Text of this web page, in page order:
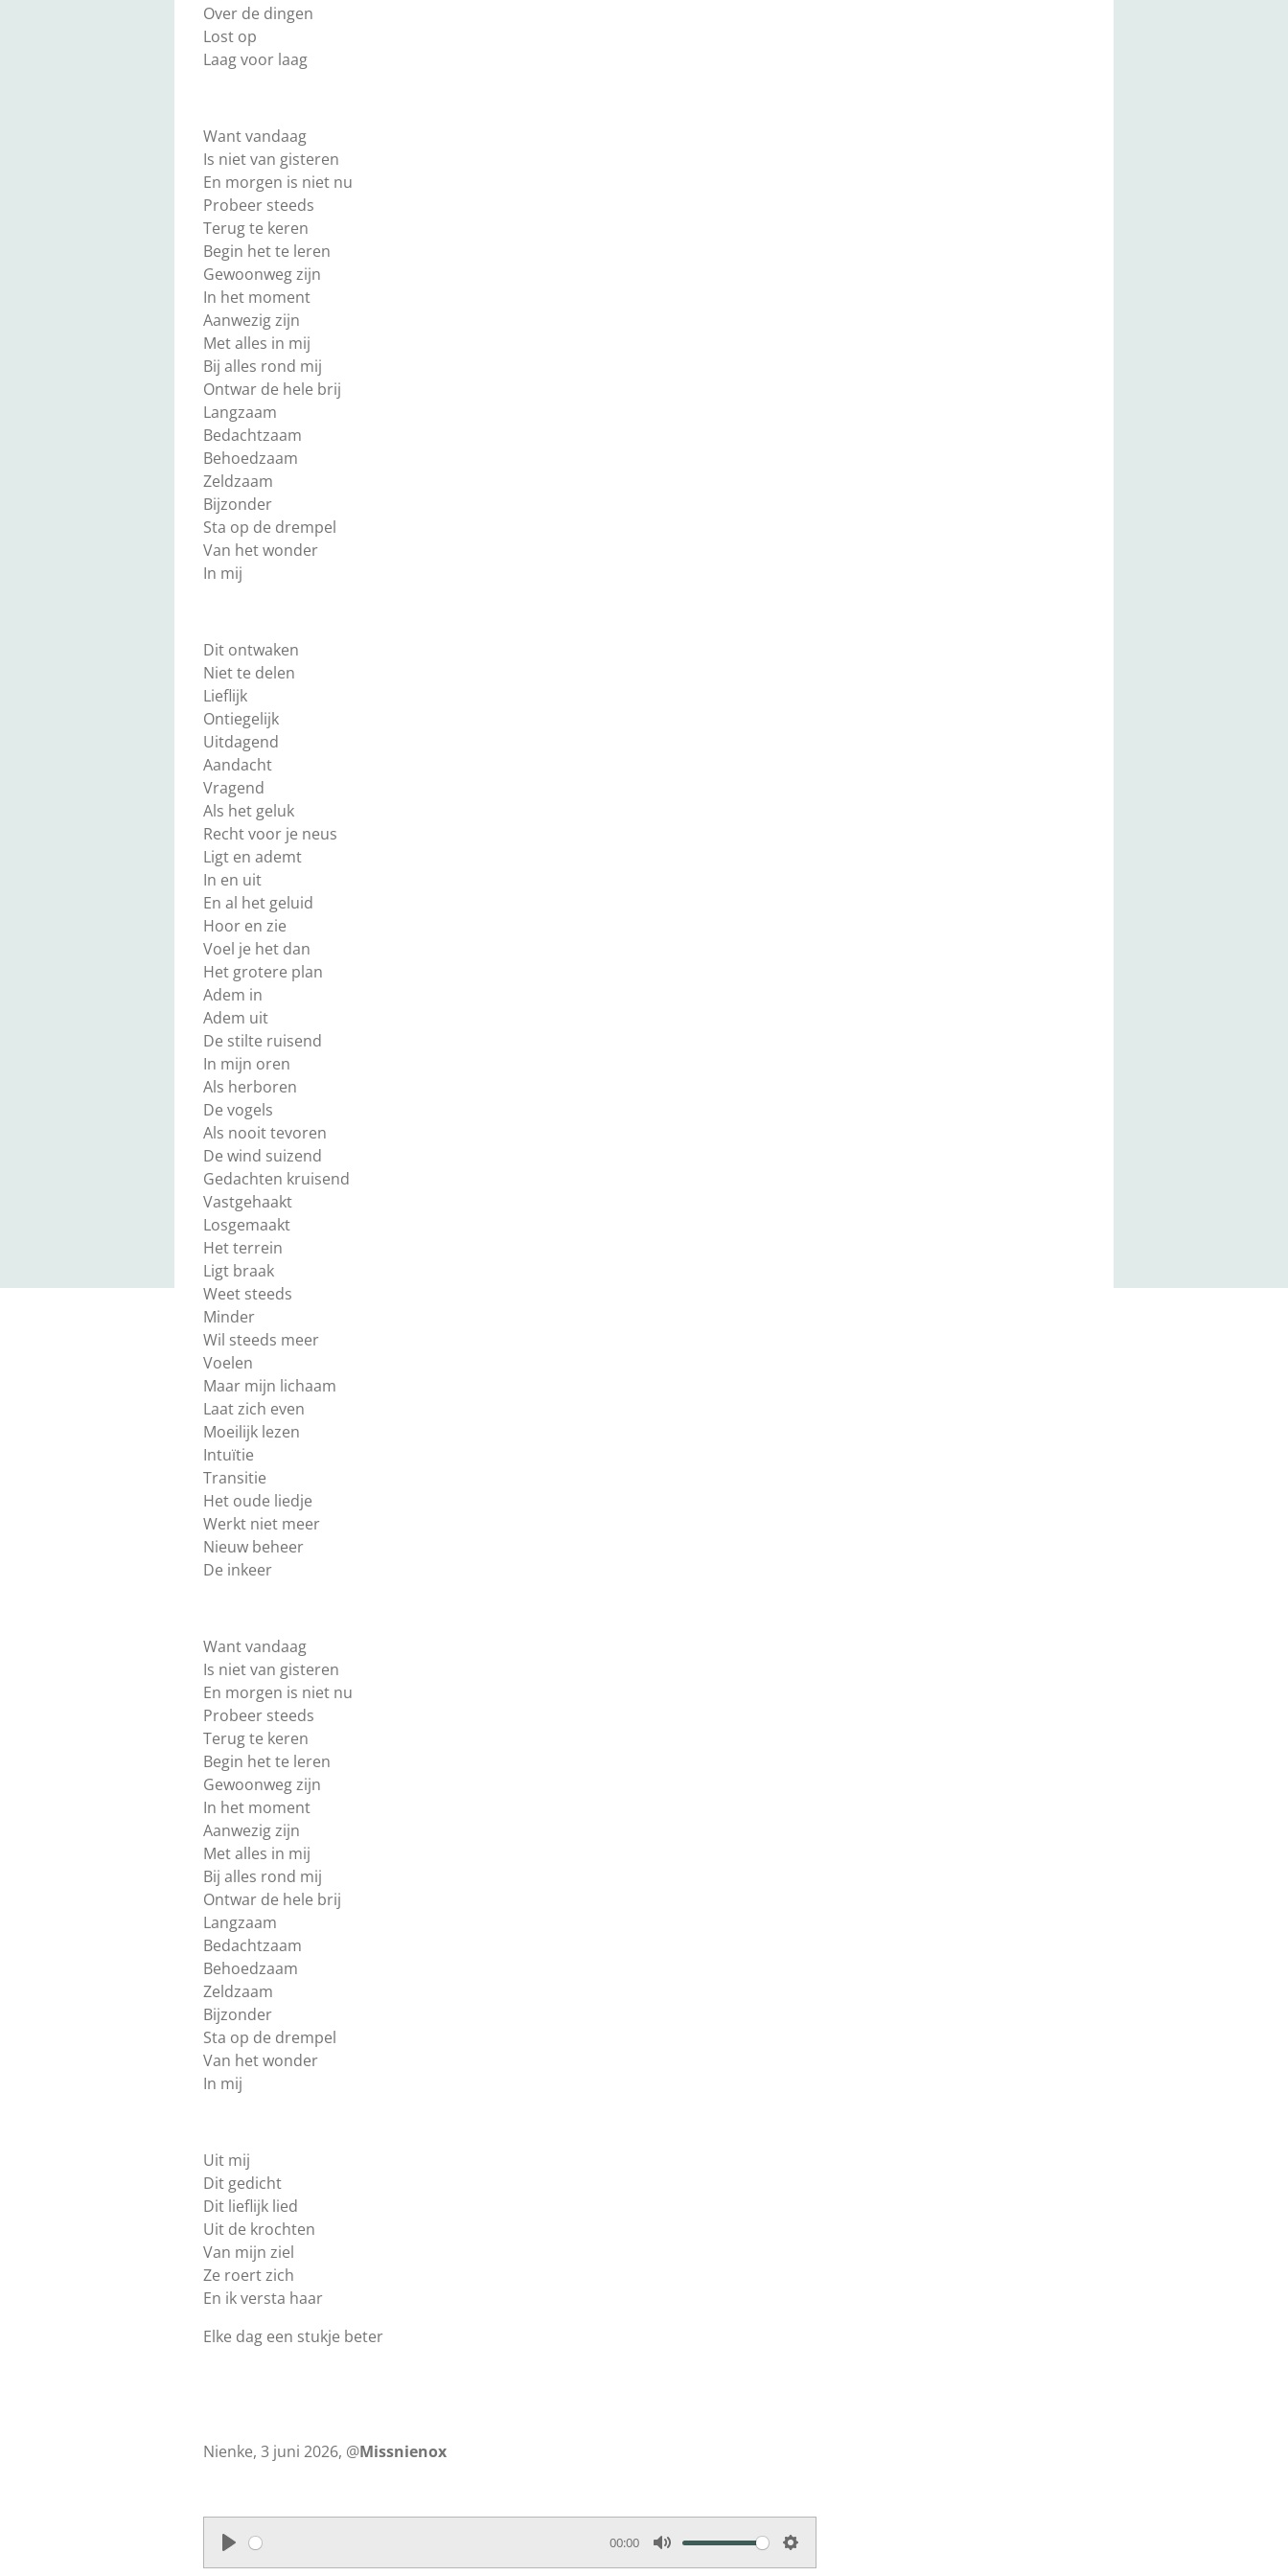
Over de dingen
Lost op
Laag voor laag
Want vandaag
Is niet van gisteren
En morgen is niet nu
Probeer steeds
Terug te keren
Begin het te leren
Gewoonweg zijn
In het moment
Aanwezig zijn
Met alles in mij
Bij alles rond mij
Ontwar de hele brij
Langzaam
Bedachtzaam
Behoedzaam
Zeldzaam
Bijzonder
Sta op de drempel
Van het wonder
In mij
Dit ontwaken
Niet te delen
Lieflijk
Ontiegelijk
Uitdagend
Aandacht
Vragend
Als het geluk
Recht voor je neus
Ligt en ademt
In en uit
En al het geluid
Hoor en zie
Voel je het dan
Het grotere plan
Adem in
Adem uit
De stilte ruisend
In mijn oren
Als herboren
De vogels
Als nooit tevoren
De wind suizend
Gedachten kruisend
Vastgehaakt
Losgemaakt
Het terrein
Ligt braak
Weet steeds
Minder
Wil steeds meer
Voelen
Maar mijn lichaam
Laat zich even
Moeilijk lezen
Intuïtie
Transitie
Het oude liedje
Werkt niet meer
Nieuw beheer
De inkeer
Want vandaag
Is niet van gisteren
En morgen is niet nu
Probeer steeds
Terug te keren
Begin het te leren
Gewoonweg zijn
In het moment
Aanwezig zijn
Met alles in mij
Bij alles rond mij
Ontwar de hele brij
Langzaam
Bedachtzaam
Behoedzaam
Zeldzaam
Bijzonder
Sta op de drempel
Van het wonder
In mij
Uit mij
Dit gedicht
Dit lieflijk lied
Uit de krochten
Van mijn ziel
Ze roert zich
En ik versta haar
Elke dag een stukje beter
Nienke, 3 juni 2026, @Missnienox
P
00:00
M S